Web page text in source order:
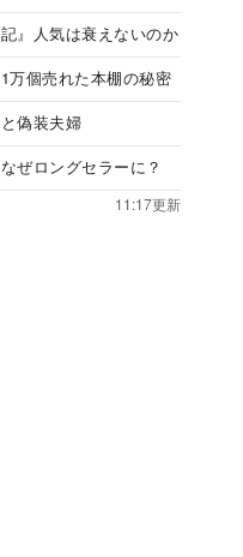
』人気は衰えないのか
万個売れた本棚の秘密
偽装夫婦
ぜロングセラーに？
11:17更新